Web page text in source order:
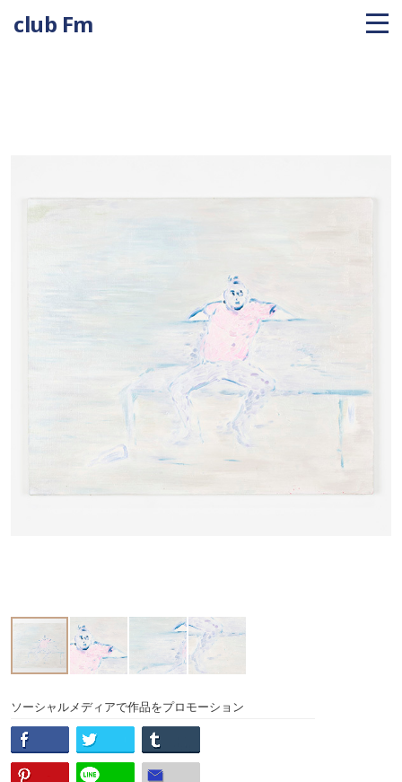
club Fm
ソーシャルメディアで作品をプロモーション